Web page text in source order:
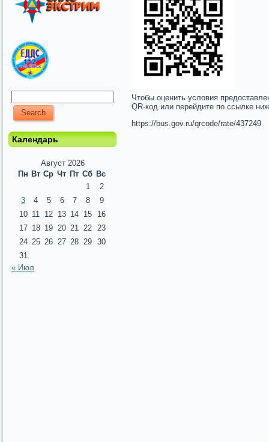
Календарь
Август 2026
Пн Вт Ср Чт Пт Сб Вс
1
2
3
4 5 6 7 8
9
10 11 12 13 14 15
16
17 18 19 20 21 22
23
24 25 26 27 28 29 30
31
« Июл
Чтобы оценить условия
QR-код или перейдите по ссылке
https://bus.gov.ru/qrcode/rate/437249